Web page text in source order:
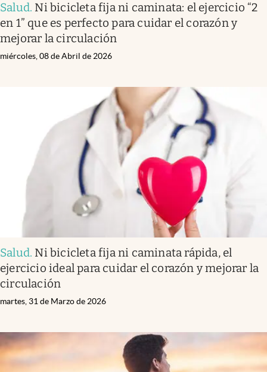
Salud. Ni bicicleta fija ni caminata: el ejercicio “2
en 1” que es perfecto para cuidar el corazón y
mejorar la circulación
miércoles, 08 de Abril de 2026
Salud. Ni bicicleta fija ni caminata rápida, el
ejercicio ideal para cuidar el corazón y mejorar la
circulación
martes, 31 de Marzo de 2026